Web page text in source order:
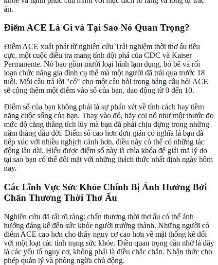
ẩn.
Điểm ACE Là Gì và Tại Sao Nó Quan Trọng?
Điểm ACE xuất phát từ nghiên cứu Trải nghiệm thời thơ ấu tiêu
cực, một cuộc điều tra mang tính đột phá của CDC và Kaiser
Permanente. Nó bao gồm mười loại hình lạm dụng, bỏ bê và rối
loạn chức năng gia đình cụ thể mà một người đã trải qua trước 18
tuổi. Mỗi câu trả lời "có" cho một câu hỏi trong bảng câu hỏi ACE
sẽ cộng thêm một điểm vào số của bạn, dao động từ 0 đến 10.
Điểm số của bạn không phải là sự phán xét về tính cách hay tiềm
năng cuộc sống của bạn. Thay vào đó, hãy coi nó như một thước đo
mức độ căng thẳng tích lũy mà bạn đã phải chịu đựng trong những
năm tháng đầu đời. Điểm số cao hơn đơn giản có nghĩa là bạn đã
tiếp xúc với nhiều nghịch cảnh hơn, điều này có thể có những tác
động lâu dài. Hiểu được điểm số này là chìa khóa để giải mã lý do
tại sao bạn có thể đối mặt với những thách thức nhất định ngày hôm
nay.
Các Lĩnh Vực Sức Khỏe Chính Bị Ảnh Hưởng Bởi
Chấn Thương Thời Thơ Ấu
Nghiên cứu đã rất rõ ràng: chấn thương thời thơ ấu có thể ảnh
hưởng đáng kể đến sức khỏe người trưởng thành. Những người có
điểm ACE cao hơn cho thấy nguy cơ cao hơn về mặt thống kê đối
với một loạt các tình trạng sức khỏe. Điều quan trọng cần nhớ là đây
là các yếu tố nguy cơ, không phải là điều chắc chắn. Nhận thức cho
phép quản lý và phòng ngừa chủ động.